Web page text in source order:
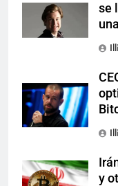
se
y